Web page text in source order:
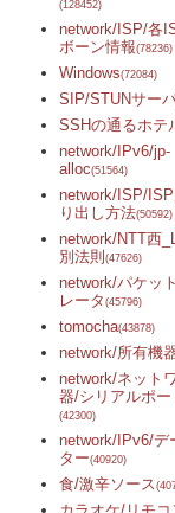
(128452)
network/ISP/各
ボーン情報(78236)
Windows(72084)
SIP/STUNサー
SSHの通るホテ
network/IPv6/jp-
alloc(51564)
network/ISP/
り出し方法(50592)
network/NTT西
別法則(47626)
network/パケッ
レータ (45796)
tomocha(43878)
network/所有機
network/ネット
器/シリアルポー
(42300)
network/IPv6/デ
ター(40920)
食/激辛ソース